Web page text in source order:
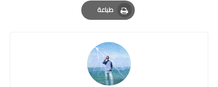
طباعة
Print